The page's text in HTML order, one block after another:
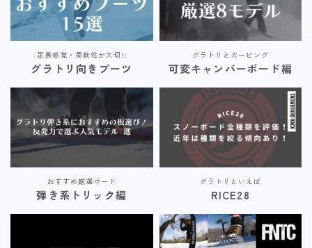
足裏感覚・柔軟性が大切!!
グラトリ向きブーツ
グラトリとカービング
可変キャンバーボード編
おすすめ厳選ボード
弾き系トリック編
グラトリといえば
RICE28